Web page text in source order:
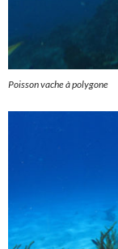
Poisson vache à polygone